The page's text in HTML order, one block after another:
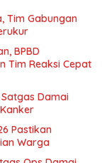
Tim Gabungan
BPBD
Tim Reaksi Cepat
Damai
Pastikan
Warga